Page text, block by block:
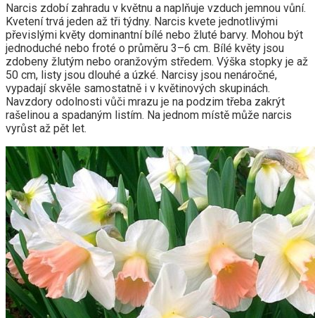
Narcis zdobí zahradu v květnu a naplňuje vzduch jemnou vůní.
Kvetení trvá jeden až tři týdny. Narcis kvete jednotlivými
převislými květy dominantní bílé nebo žluté barvy. Mohou být
jednoduché nebo froté o průměru 3–6 cm. Bílé květy jsou
zdobeny žlutým nebo oranžovým středem. Výška stopky je až
50 cm, listy jsou dlouhé a úzké. Narcisy jsou nenáročné,
vypadají skvěle samostatně i v květinových skupinách.
Navzdory odolnosti vůči mrazu je na podzim třeba zakrýt
rašelinou a spadaným listím. Na jednom místě může narcis
vyrůst až pět let.